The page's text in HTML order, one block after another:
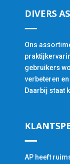
DIVERS
Ons
gebruikers
verbeteren
Daarbij staat
AP heeft